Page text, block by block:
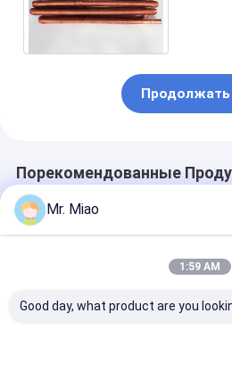
Продолжать
Порекомендованные
Mr. Miao
1:59 AM
Good day, what product are you